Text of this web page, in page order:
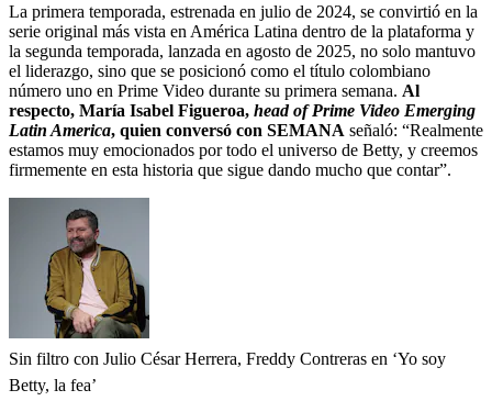
La primera temporada, estrenada en julio de 2024, se convirtió en la
serie original más vista en América Latina dentro de la plataforma y
la segunda temporada, lanzada en agosto de 2025, no solo mantuvo
el liderazgo, sino que se posicionó como el título colombiano
número uno en Prime Video durante su primera semana. Al
respecto, María Isabel Figueroa, head of Prime Video Emerging
Latin America, quien conversó con SEMANA señaló: “Realmente
estamos muy emocionados por todo el universo de Betty, y creemos
firmemente en esta historia que sigue dando mucho que contar”.
Sin filtro con Julio César Herrera, Freddy Contreras en ‘Yo soy
Betty, la fea’